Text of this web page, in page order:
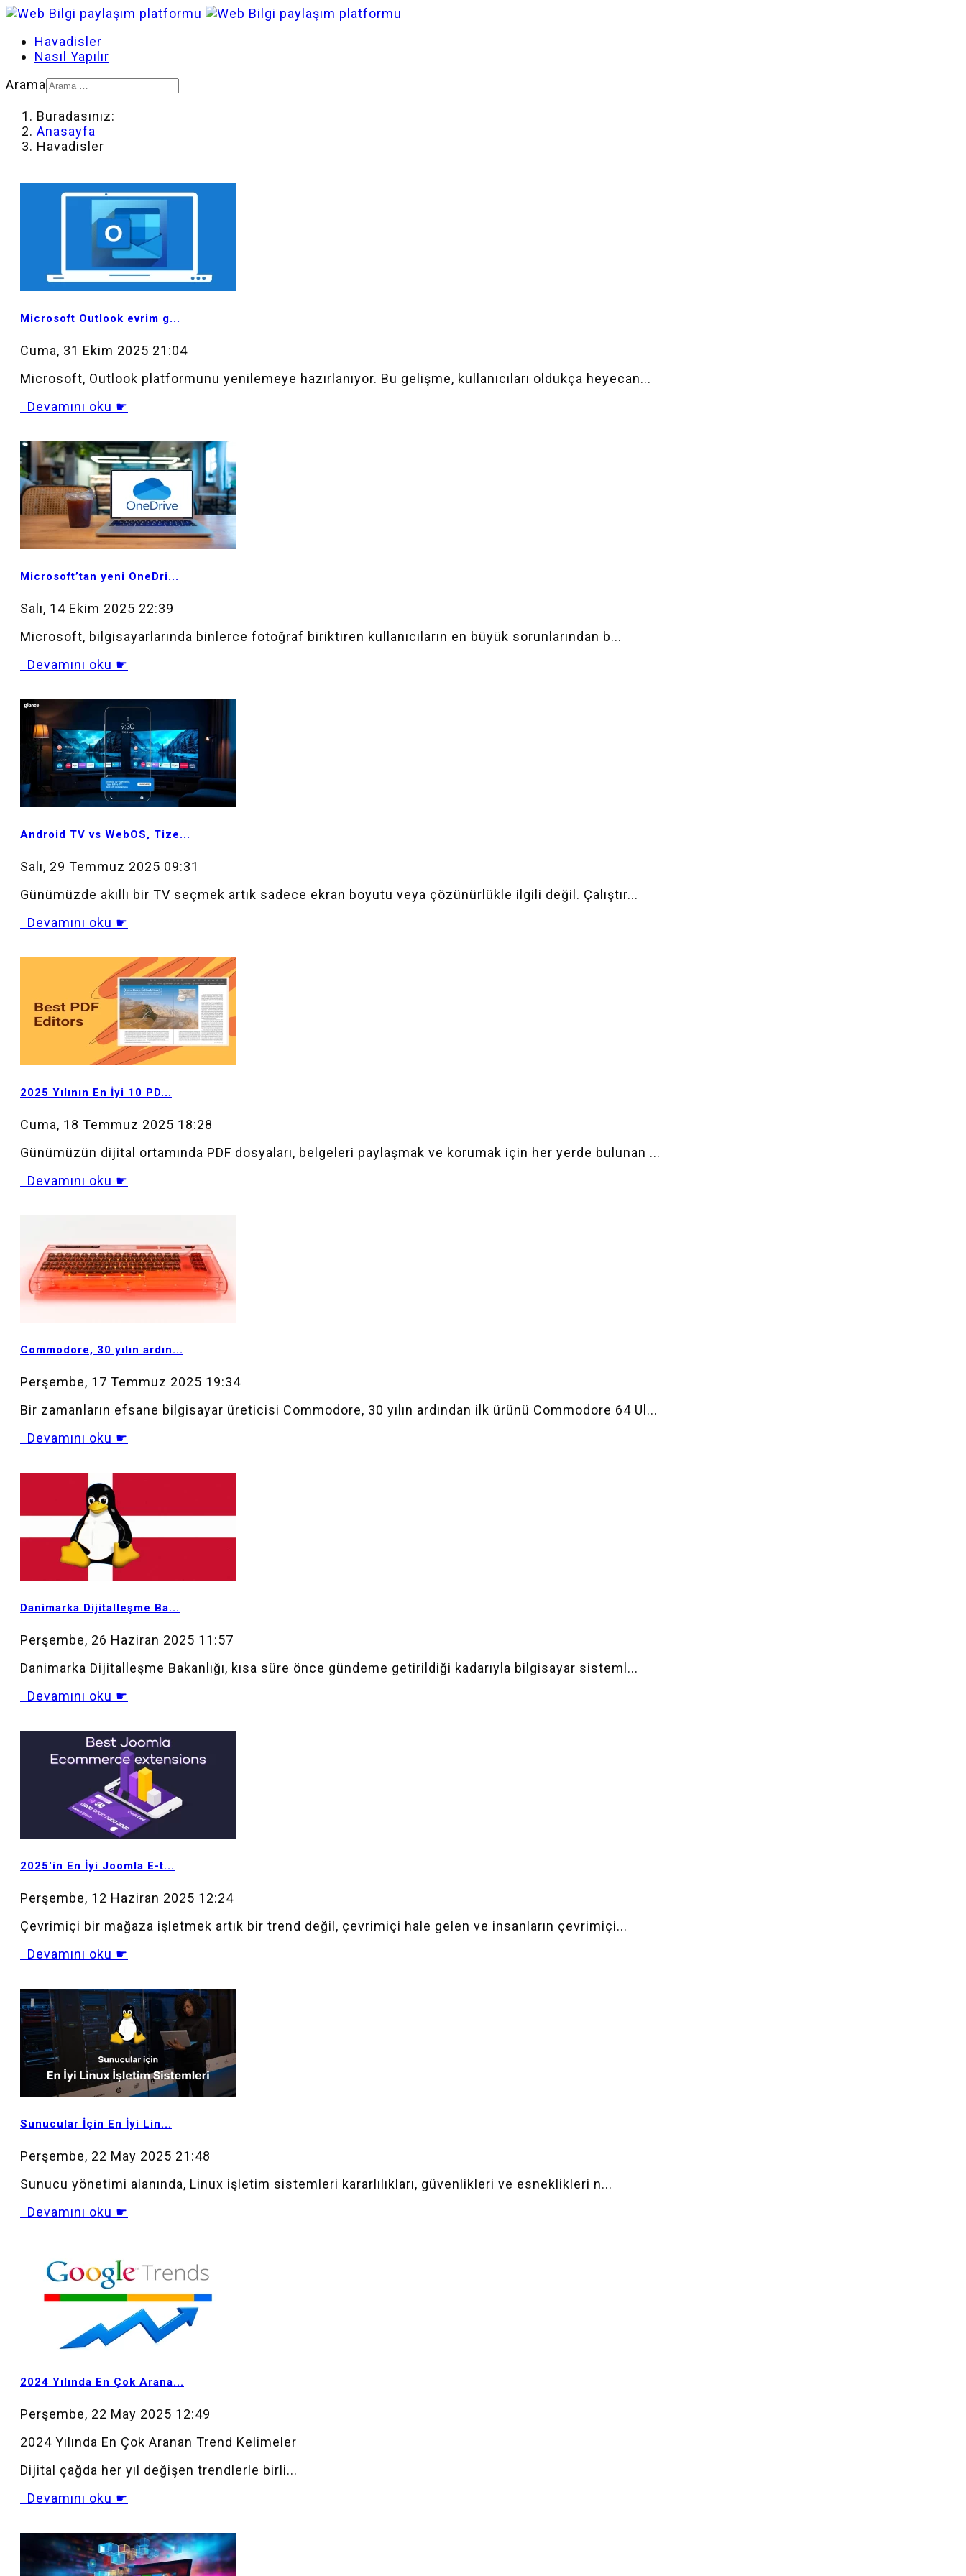
Havadisler
Nasıl Yapılır
Arama
Buradasınız:
Anasayfa
Havadisler
Microsoft Outlook evrim g...
Cuma, 31 Ekim 2025 21:04
Microsoft, Outlook platformunu yenilemeye hazırlanıyor. Bu gelişme, kullanıcıları oldukça heyecan...
Devamını oku ☛
Microsoft’tan yeni OneDri...
Salı, 14 Ekim 2025 22:39
Microsoft, bilgisayarlarında binlerce fotoğraf biriktiren kullanıcıların en büyük sorunlarından b...
Devamını oku ☛
Android TV vs WebOS, Tize...
Salı, 29 Temmuz 2025 09:31
Günümüzde akıllı bir TV seçmek artık sadece ekran boyutu veya çözünürlükle ilgili değil. Çalıştır...
Devamını oku ☛
2025 Yılının En İyi 10 PD...
Cuma, 18 Temmuz 2025 18:28
Günümüzün dijital ortamında PDF dosyaları, belgeleri paylaşmak ve korumak için her yerde bulunan ...
Devamını oku ☛
Commodore, 30 yılın ardın...
Perşembe, 17 Temmuz 2025 19:34
Bir zamanların efsane bilgisayar üreticisi Commodore, 30 yılın ardından ilk ürünü Commodore 64 Ul...
Devamını oku ☛
Danimarka Dijitalleşme Ba...
Perşembe, 26 Haziran 2025 11:57
Danimarka Dijitalleşme Bakanlığı, kısa süre önce gündeme getirildiği kadarıyla bilgisayar sisteml...
Devamını oku ☛
2025'in En İyi Joomla E-t...
Perşembe, 12 Haziran 2025 12:24
Çevrimiçi bir mağaza işletmek artık bir trend değil, çevrimiçi hale gelen ve insanların çevrimiçi...
Devamını oku ☛
Sunucular İçin En İyi Lin...
Perşembe, 22 May 2025 21:48
Sunucu yönetimi alanında, Linux işletim sistemleri kararlılıkları, güvenlikleri ve esneklikleri n...
Devamını oku ☛
2024 Yılında En Çok Arana...
Perşembe, 22 May 2025 12:49
2024 Yılında En Çok Aranan Trend Kelimeler
Dijital çağda her yıl değişen trendlerle birli...
Devamını oku ☛